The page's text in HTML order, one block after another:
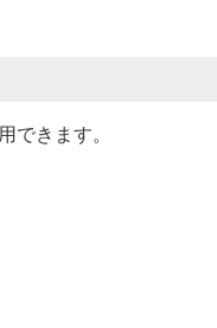
できます。